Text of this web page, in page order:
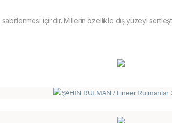
içindir. Millerin özellikle dış yüzeyi